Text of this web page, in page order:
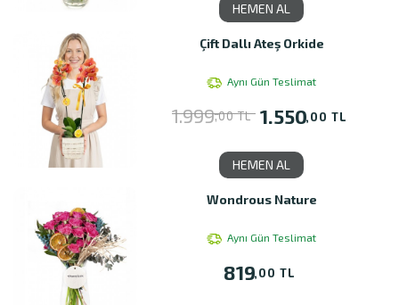
HEMEN AL
Çift Dallı Ateş Orkide
Aynı Gün Teslimat
1.999,00 TL 1.550,00 TL
HEMEN AL
Wondrous Nature
Aynı Gün Teslimat
819,00 TL